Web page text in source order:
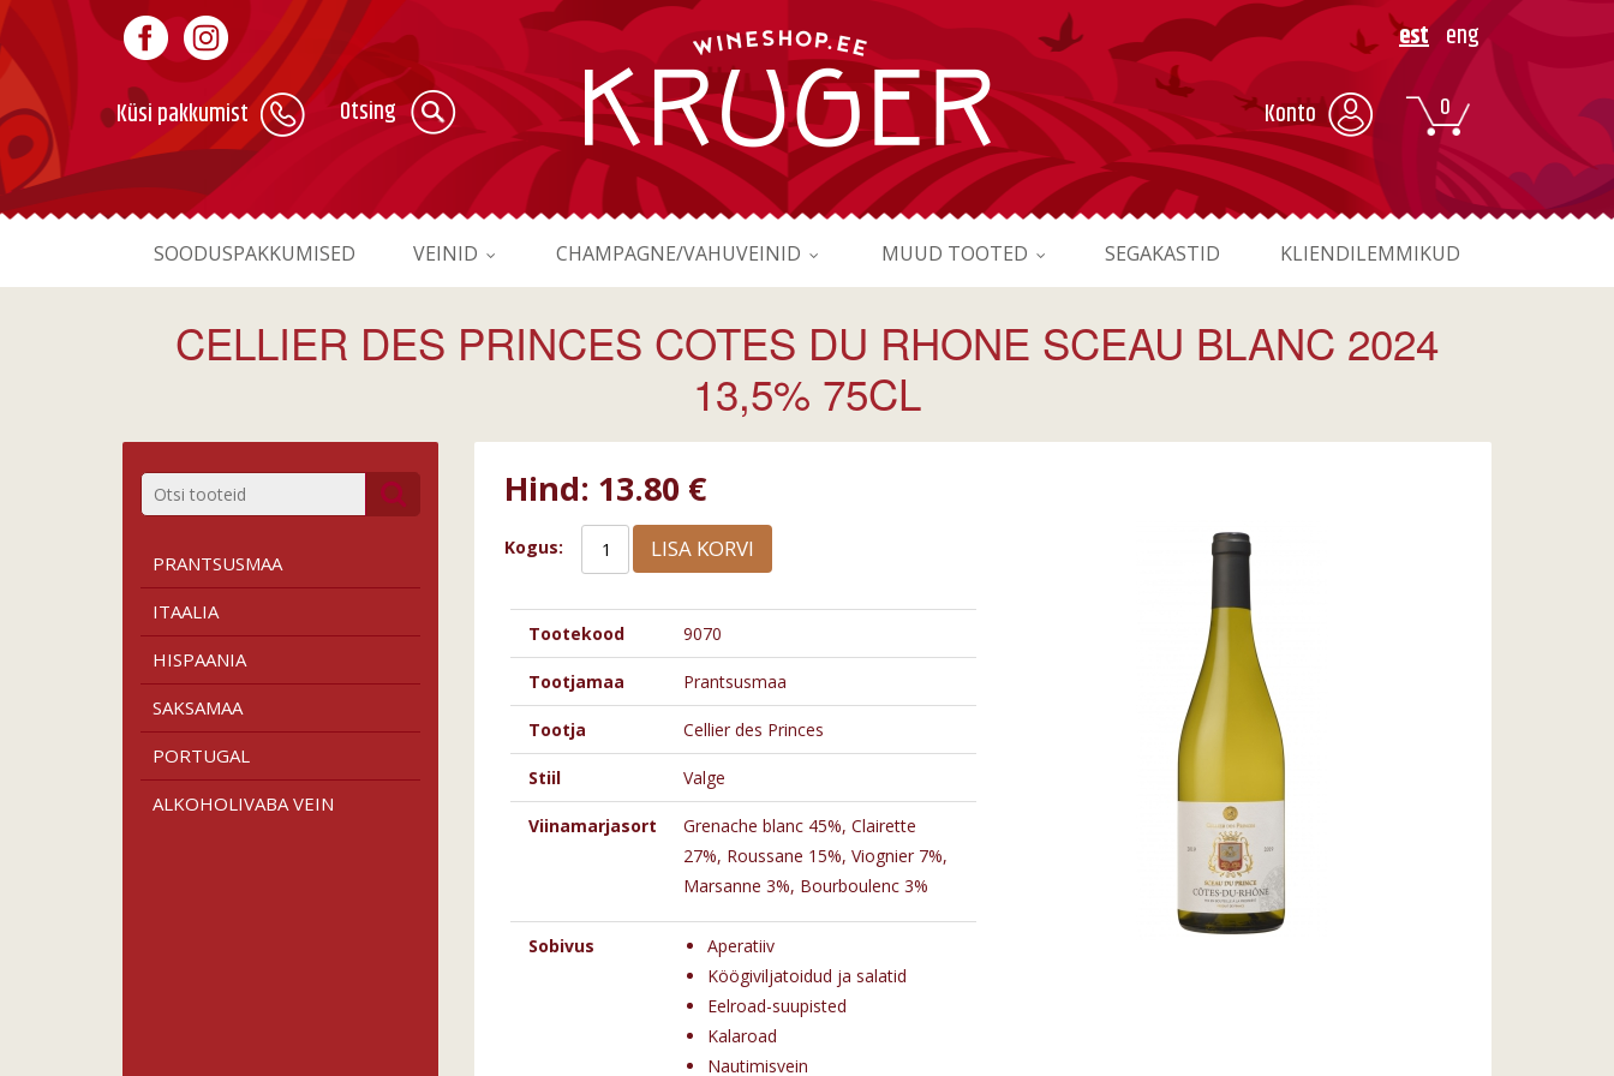
Küsi pakkumist Otsing Konto 0
est eng
SOODUSPAKKUMISED VEINID CHAMPAGNE/VAHUVEINID MUUD TOOTED SEGAKASTID KLIENDILEMMIKUD
CELLIER DES PRINCES COTES DU RHONE SCEAU BLANC 2024
13,5% 75CL
Hind: 13.80 €
Kogus: LISA KORVI
Tootekood 9070
Tootjamaa Prantsusmaa
Tootja Cellier des Princes
Stiil Valge
Viinamarjasort
Grenache blanc 45%, Clairette
27%, Roussane 15%, Viognier 7%,
Marsanne 3%, Bourboulenc 3%
Sobivus
Aperatiiv
Köögiviljatoidud ja salatid
Eelroad-suupisted
Kalaroad
Nautimisvein
PRANTSUSMAA
ITAALIA
HISPAANIA
SAKSAMAA
PORTUGAL
ALKOHOLIVABA VEIN